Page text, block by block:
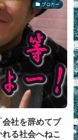
ブロガー
社を辞めてブ
る社会へねこ